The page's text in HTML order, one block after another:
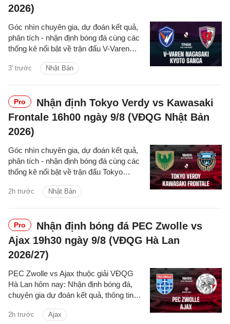
2026)
3' trước Nhật Bản
Góc nhìn chuyên gia, dự đoán kết quả,
phân tích - nhận định bóng đá cùng các
thống kê nổi bật về trận đấu V-Varen
VĐQG Nhật Bản hôm nay
Pro
Nhận định Tokyo Verdy vs Kawasaki
Frontale 16h00 ngày 9/8 (VĐQG Nhật Bản
2026)
2h trước Nhật Bản
Góc nhìn chuyên gia, dự đoán kết quả,
phân tích - nhận định bóng đá cùng các
thống kê nổi bật về trận đấu Tokyo
VĐQG Nhật Bản hôm nay
Pro
Nhận định bóng đá PEC Zwolle vs
Ajax 19h30 ngày 9/8 (VĐQG Hà Lan
2026/27)
2h trước Ajax
PEC Zwolle vs Ajax thuộc giải VĐQG
Hà Lan hôm nay: Nhận định bóng đá,
chuyên gia dự đoán kết quả, thông tin